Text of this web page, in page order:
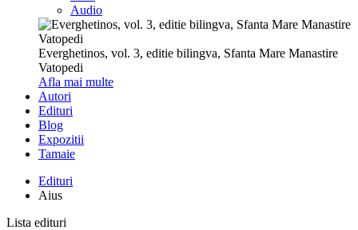
Audio
Everghetinos, vol. 3, editie bilingva, Sfanta Mare Manastire
Vatopedi
Afla mai multe
Autori
Edituri
Blog
Expozitii
Tamaie
Edituri
Aius
Lista edituri